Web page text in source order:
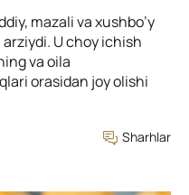
mazali va xushbo’y
U choy ichish
va oila
orasidan joy olishi
Sharhlar